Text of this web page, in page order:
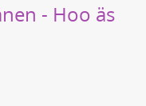
- Hoo äs